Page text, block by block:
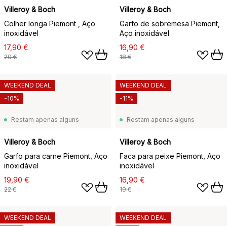
Villeroy & Boch
Colher longa Piemont , Aço
inoxidável
17,90 €
20 €
Villeroy & Boch
Garfo de sobremesa Piemont,
Aço inoxidável
16,90 €
18 €
Restam apenas alguns
Villeroy & Boch
Garfo para carne Piemont, Aço
inoxidável
19,90 €
22 €
WEEKEND DEAL
-10%
Restam apenas alguns
Villeroy & Boch
Faca para peixe Piemont, Aço
inoxidável
16,90 €
19 €
WEEKEND DEAL
-11%
WEEKEND DEAL
WEEKEND DEAL